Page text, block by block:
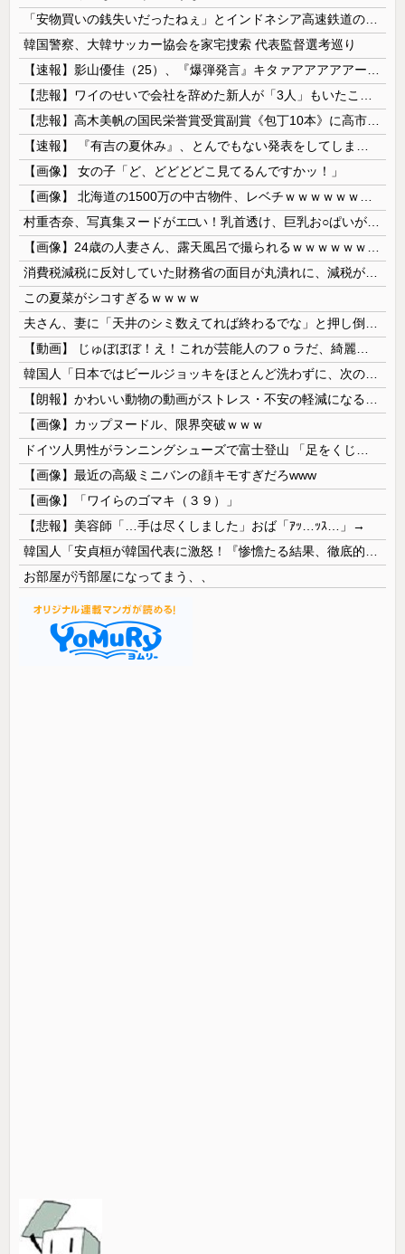
韓国警察、大韓サッカー協会を家宅捜索 代表監督選考巡り
【画像】 女の子「ど、どどどどこ見てるんですかッ！」
この夏菜がシコすぎるｗｗｗｗ
【画像】カップヌードル、限界突破ｗｗｗ
【画像】最近の高級ミニバンの顔キモすぎだろwww
【画像】「ワイらのゴマキ（３９）」
【悲報】美容師「…手は尽くしました」おば「ｱｯ…ｯｽ…」→
お部屋が汚部屋になってまう、、